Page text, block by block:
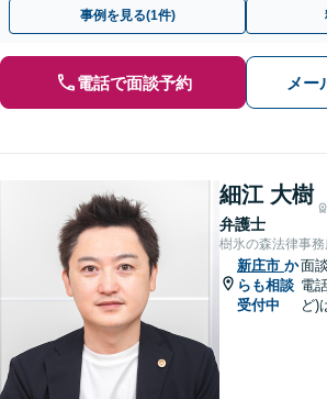
事例を見る(1件)
電話で面談予約 メー
細江 大樹
弁護士
樹氷の森法律事
新庄市 か
らも相談
受付中
面
電
ど)